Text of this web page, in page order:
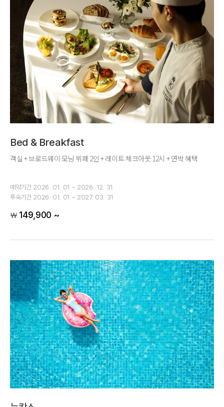
Bed & Breakfast
객실 + 브로드웨이 모닝 뷔페 2인 + 레이트 체크아웃 12시 + 연박 혜택
예약기간 2026. 01. 01 ~ 2026. 12. 31
투숙기간 2026. 01. 01 ~ 2027. 03. 31
￦ 149,900 ~